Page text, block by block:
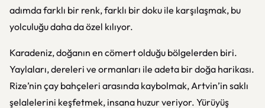
adımda farklı bir renk, farklı bir doku ile karşılaşmak, bu
yolculuğu daha da özel kılıyor.
Karadeniz, doğanın en cömert olduğu bölgelerden biri.
Yaylaları, dereleri ve ormanları ile adeta bir doğa harikası.
Rize’nin çay bahçeleri arasında kaybolmak, Artvin’in saklı
şelalelerini keşfetmek, insana huzur veriyor. Yürüyüş